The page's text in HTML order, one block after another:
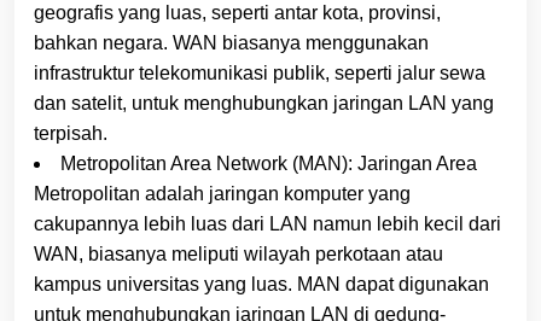
geografis yang luas, seperti antar kota, provinsi,
bahkan negara. WAN biasanya menggunakan
infrastruktur telekomunikasi publik, seperti jalur sewa
dan satelit, untuk menghubungkan jaringan LAN yang
terpisah.
Metropolitan Area Network (MAN): Jaringan Area
Metropolitan adalah jaringan komputer yang
cakupannya lebih luas dari LAN namun lebih kecil dari
WAN, biasanya meliputi wilayah perkotaan atau
kampus universitas yang luas. MAN dapat digunakan
untuk menghubungkan jaringan LAN di gedung-